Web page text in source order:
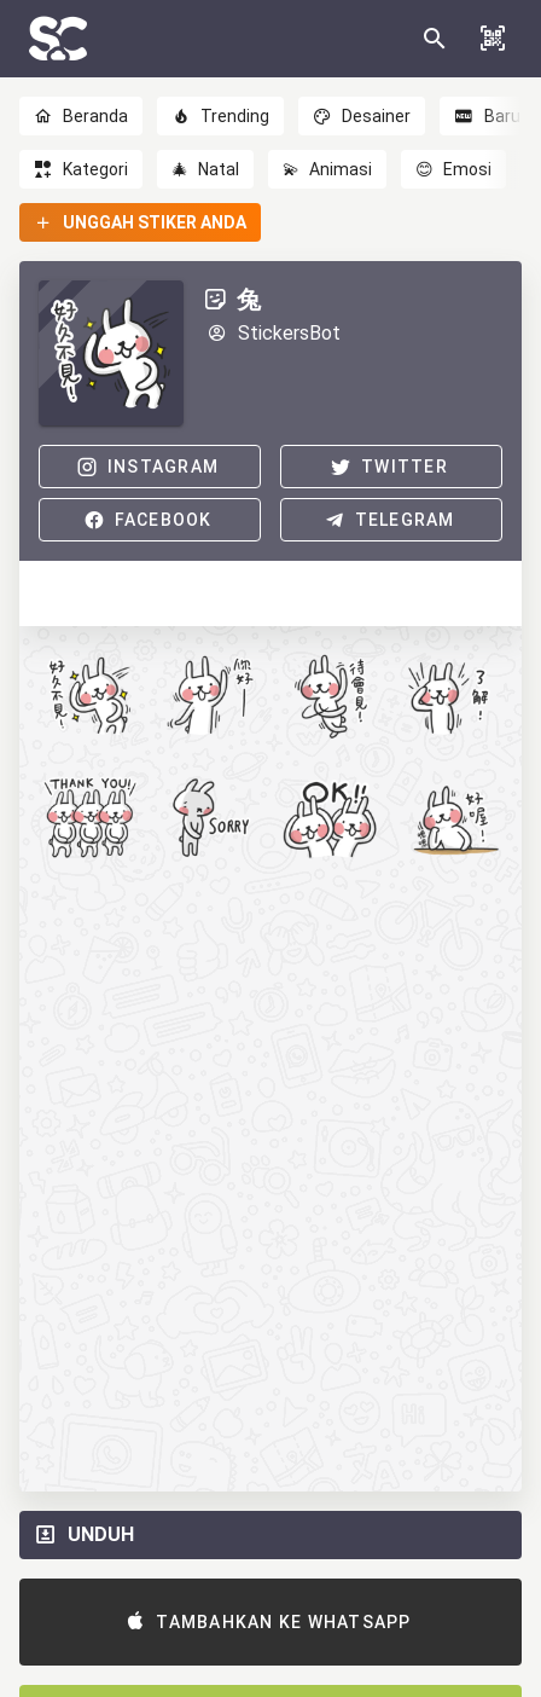
Beranda Trending Desainer Baru
Kategori 🎄 Natal 💫 Animasi 😊 Emosi
UNGGAH STIKER ANDA
兔
StickersBot
INSTAGRAM TWITTER
FACEBOOK TELEGRAM
UNDUH
TAMBAHKAN KE WHATSAPP